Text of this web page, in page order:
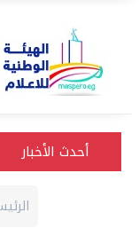
أحدث الأخبار